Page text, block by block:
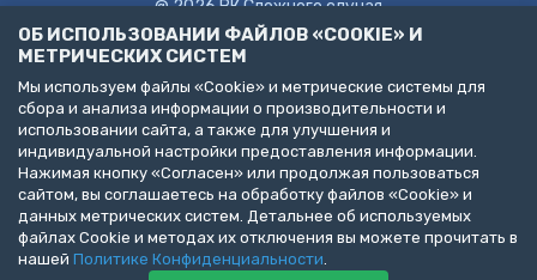
@ 2026 ВК Сложного случая
ДЕЛАЙТЕ БИЗНЕС С НАМИ!
Представлена информация об услугах следующих клиник:
Санкт-Петербург, пр. Народного Ополчения, д. 19, к. 1. (ООО
"НЕОТЛОЖНАЯ ВЕТЕРИНАРИЯ")
Санкт-Петербург, ул. Бухарестская, д. 122, к. 2 (ООО "КВМК")
Пользовательское соглашение
Политика конфиденциальности
Публичная оферта
ОБ ИСПОЛЬЗОВАНИИ ФАЙЛОВ «COOKIE» И
МЕТРИЧЕСКИХ СИСТЕМ
Мы используем файлы «Cookie» и метрические системы для
сбора и анализа информации о производительности и
использовании сайта, а также для улучшения и
индивидуальной настройки предоставления информации.
Нажимая кнопку «Согласен» или продолжая пользоваться
сайтом, вы соглашаетесь на обработку файлов «Cookie» и
данных метрических систем. Детальнее об используемых
файлах Cookie и методах их отключения вы можете прочитать в
нашей Политике Конфиденциальности.